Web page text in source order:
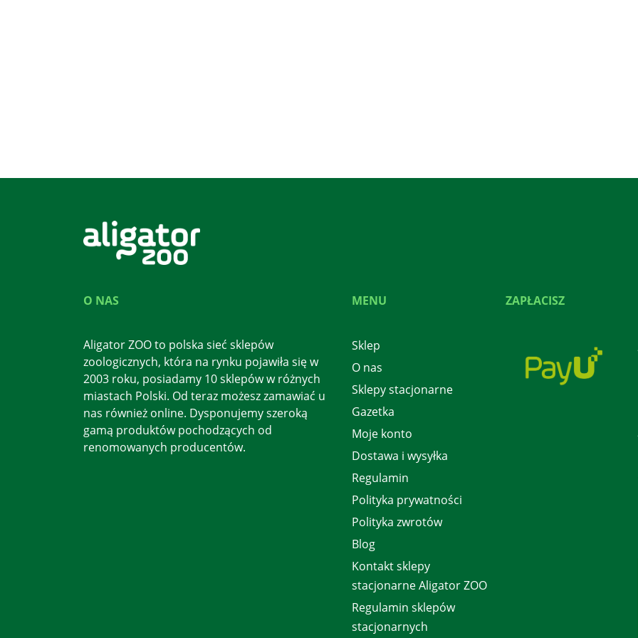
O NAS
Aligator ZOO to polska sieć sklepów
zoologicznych, która na rynku pojawiła się w
2003 roku, posiadamy 10 sklepów w różnych
miastach Polski. Od teraz możesz zamawiać u
nas również online. Dysponujemy szeroką
gamą produktów pochodzących od
renomowanych producentów.
MENU
Sklep
O nas
Sklepy stacjonarne
Gazetka
Moje konto
Dostawa i wysyłka
Regulamin
Polityka prywatności
Polityka zwrotów
Blog
Kontakt sklepy
stacjonarne Aligator ZOO
Regulamin sklepów
stacjonarnych
ZAPŁACISZ